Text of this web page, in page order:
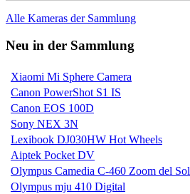
Alle Kameras der Sammlung
Neu in der Sammlung
Xiaomi Mi Sphere Camera
Canon PowerShot S1 IS
Canon EOS 100D
Sony NEX 3N
Lexibook DJ030HW Hot Wheels
Aiptek Pocket DV
Olympus Camedia C-460 Zoom del Sol
Olympus mju 410 Digital